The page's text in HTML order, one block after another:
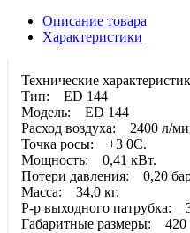
Описание товара
Характеристики
Технические
Тип: ED 144
Модель: ED 144
Расход воздуха: 2400 л/
Точка росы: +3 0С.
Мощность: 0,41 кВт.
Потери давления: 0,20
Масса: 34,0 кг.
Р-р выходного патрубка:
Габаритные размеры: